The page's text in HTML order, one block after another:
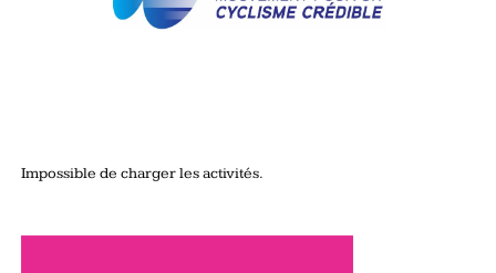
Impossible de charger les activités.